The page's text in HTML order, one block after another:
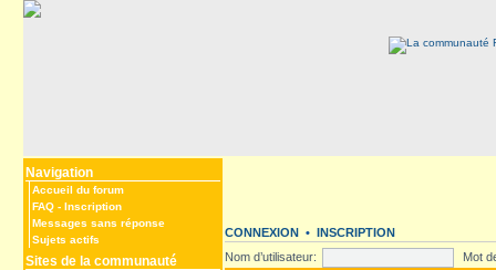
Navigation
Accueil du forum
FAQ - Inscription
Messages sans réponse
Sujets actifs
Sites de la communauté
CONNEXION • INSCRIPTION
Nom d’utilisateur:
Mot